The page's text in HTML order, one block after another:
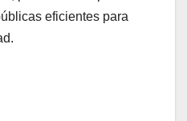
eficientes para